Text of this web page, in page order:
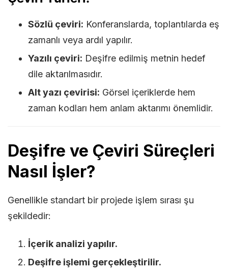
Sözlü çeviri: Konferanslarda, toplantılarda eş
zamanlı veya ardıl yapılır.
Yazılı çeviri: Deşifre edilmiş metnin hedef
dile aktarılmasıdır.
Alt yazı çevirisi: Görsel içeriklerde hem
zaman kodları hem anlam aktarımı önemlidir.
Deşifre ve Çeviri Süreçleri
Nasıl İşler?
Genellikle standart bir projede işlem sırası şu
şekildedir:
İçerik analizi yapılır.
Deşifre işlemi gerçekleştirilir.